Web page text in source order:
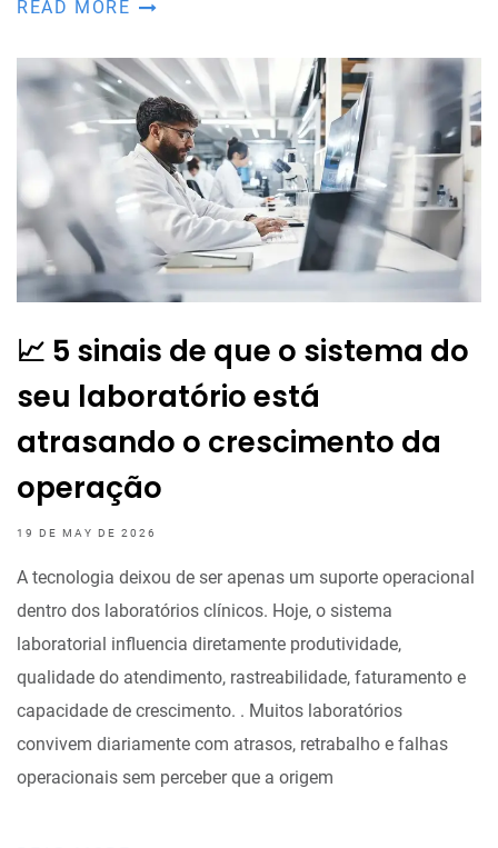
READ MORE
📈 5 sinais de que o sistema do
seu laboratório está
atrasando o crescimento da
operação
19 DE MAY DE 2026
A tecnologia deixou de ser apenas um suporte operacional
dentro dos laboratórios clínicos. Hoje, o sistema
laboratorial influencia diretamente produtividade,
qualidade do atendimento, rastreabilidade, faturamento e
capacidade de crescimento. . Muitos laboratórios
convivem diariamente com atrasos, retrabalho e falhas
operacionais sem perceber que a origem